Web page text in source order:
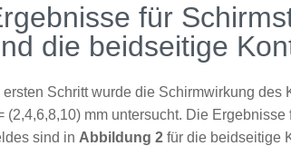
für
die beidseitige
ersten Schritt wurde die Schirmwirkung
(2,4,6,8,10) mm untersucht. Die
sind in Abbildung 2 für die beidseitige